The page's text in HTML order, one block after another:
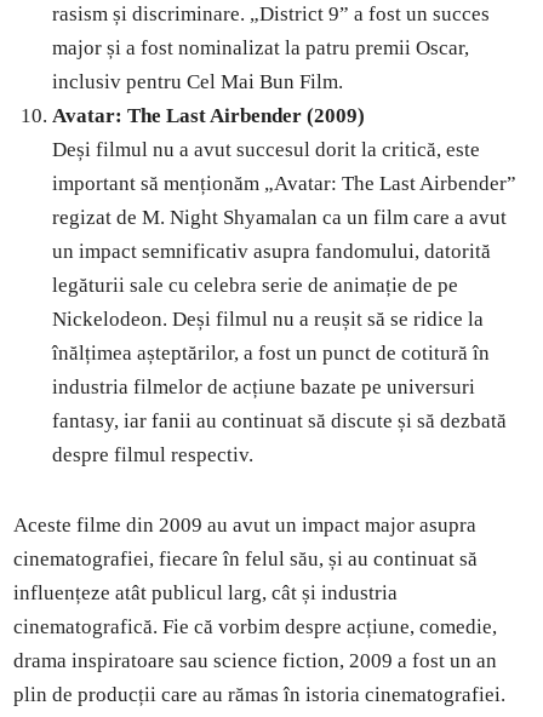
rasism și discriminare. „District 9” a fost un succes
major și a fost nominalizat la patru premii Oscar,
inclusiv pentru Cel Mai Bun Film.
Avatar: The Last Airbender (2009)
Deși filmul nu a avut succesul dorit la critică, este
important să menționăm „Avatar: The Last Airbender”
regizat de M. Night Shyamalan ca un film care a avut
un impact semnificativ asupra fandomului, datorită
legăturii sale cu celebra serie de animație de pe
Nickelodeon. Deși filmul nu a reușit să se ridice la
înălțimea așteptărilor, a fost un punct de cotitură în
industria filmelor de acțiune bazate pe universuri
fantasy, iar fanii au continuat să discute și să dezbată
despre filmul respectiv.
Aceste filme din 2009 au avut un impact major asupra
cinematografiei, fiecare în felul său, și au continuat să
influențeze atât publicul larg, cât și industria
cinematografică. Fie că vorbim despre acțiune, comedie,
drama inspiratoare sau science fiction, 2009 a fost un an
plin de producții care au rămas în istoria cinematografiei.